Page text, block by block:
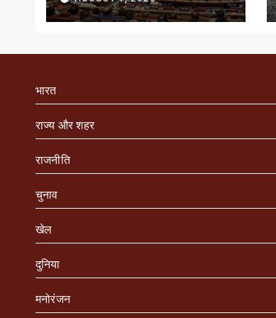
भारत
राज्य और शहर
राजनीति
चुनाव
खेल
दुनिया
मनोरंजन